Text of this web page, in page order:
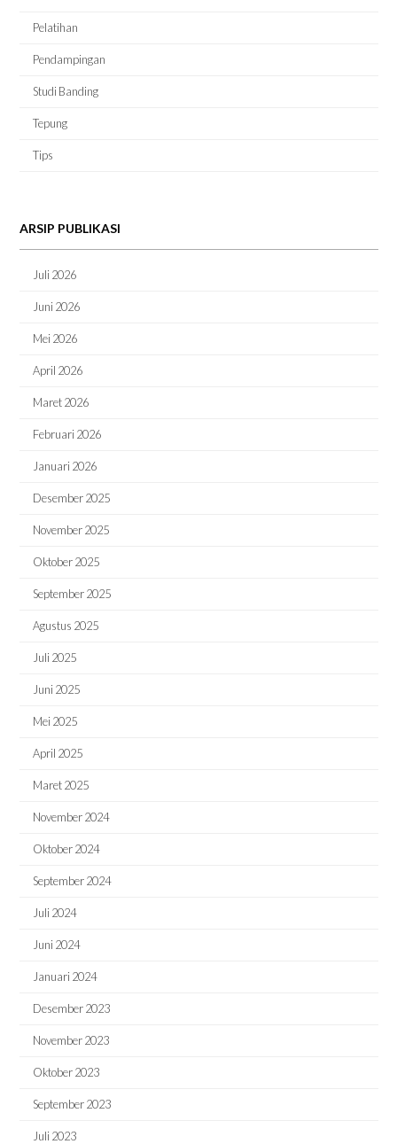
Pelatihan
Pendampingan
Studi Banding
Tepung
Tips
ARSIP PUBLIKASI
Juli 2026
Juni 2026
Mei 2026
April 2026
Maret 2026
Februari 2026
Januari 2026
Desember 2025
November 2025
Oktober 2025
September 2025
Agustus 2025
Juli 2025
Juni 2025
Mei 2025
April 2025
Maret 2025
November 2024
Oktober 2024
September 2024
Juli 2024
Juni 2024
Januari 2024
Desember 2023
November 2023
Oktober 2023
September 2023
Juli 2023